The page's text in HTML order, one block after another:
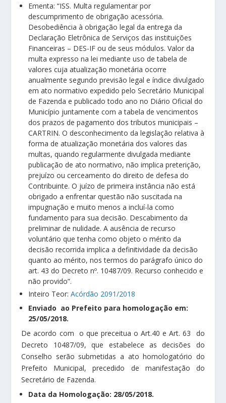
Ementa: “ISS. Multa regulamentar por
descumprimento de obrigação acessória.
Desobediência à obrigação legal da entrega da
Declaração Eletrônica de Serviços das instituições
Financeiras – DES-IF ou de seus módulos. Valor da
multa expresso na lei mediante uso de tabela de
valores cuja atualização monetária ocorre
anualmente segundo previsão legal e índice divulgado
em ato normativo expedido pelo Secretário Municipal
de Fazenda e publicado todo ano no Diário Oficial do
Município juntamente com a tabela de vencimentos
dos prazos de pagamento dos tributos municipais –
CARTRIN. O desconhecimento da legislação relativa à
forma de atualização monetária dos valores das
multas, quando regularmente divulgada mediante
publicação de ato normativo, não implica preterição,
prejuízo ou cerceamento do direito de defesa do
Contribuinte. O juízo de primeira instância não está
obrigado a enfrentar questão não suscitada na
impugnação e muito menos a incluí-la como
fundamento para sua decisão. Descabimento da
preliminar de nulidade. A ausência de recurso
voluntário que tenha como objeto o mérito da
decisão recorrida implica a definitividade da decisão
quanto ao mérito, nos termos do parágrafo único do
art. 43 do Decreto nº. 10487/09. Recurso conhecido e
não provido”.
Inteiro Teor:Acórdão 2091/2018
Enviado ao Prefeito para homologação em:
25/05/2018.
De acordo com o que preceitua o Art.40 e Art. 63 do
Decreto 10487/09, que estabelece as decisões do
Conselho serão submetidas a ato homologatório do
Prefeito Municipal, precedido de manifestação do
Secretário de Fazenda.
Data da Homologação: 28/05/2018.